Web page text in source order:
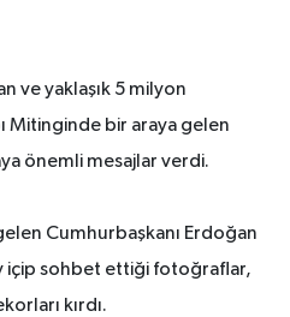
ve yaklaşık 5 milyon
Mitinginde bir araya gelen
önemli mesajlar verdi.
Cumhurbaşkanı Erdoğan
içip sohbet ettiği fotoğraflar,
kırdı.